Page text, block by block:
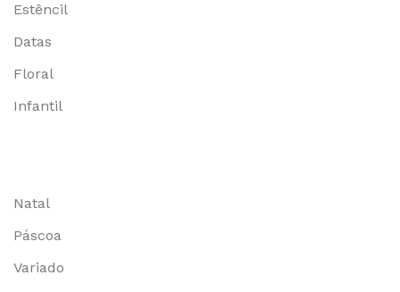
Estêncil
Datas
Floral
Infantil
Natal
Páscoa
Variado